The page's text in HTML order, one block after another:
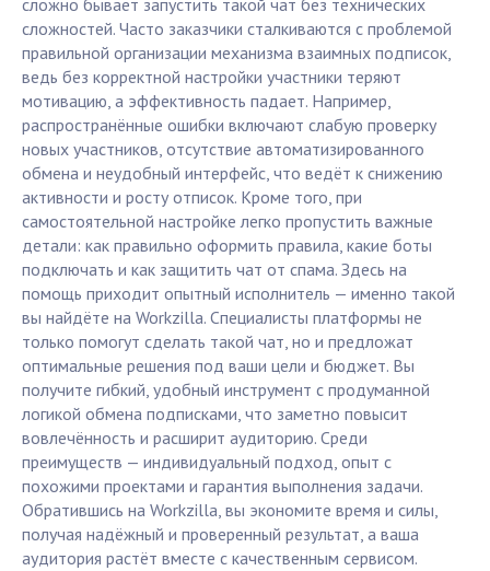
сложно бывает запустить такой чат без технических
сложностей. Часто заказчики сталкиваются с проблемой
правильной организации механизма взаимных подписок,
ведь без корректной настройки участники теряют
мотивацию, а эффективность падает. Например,
распространённые ошибки включают слабую проверку
новых участников, отсутствие автоматизированного
обмена и неудобный интерфейс, что ведёт к снижению
активности и росту отписок. Кроме того, при
самостоятельной настройке легко пропустить важные
детали: как правильно оформить правила, какие боты
подключать и как защитить чат от спама. Здесь на
помощь приходит опытный исполнитель — именно такой
вы найдёте на Workzilla. Специалисты платформы не
только помогут сделать такой чат, но и предложат
оптимальные решения под ваши цели и бюджет. Вы
получите гибкий, удобный инструмент с продуманной
логикой обмена подписками, что заметно повысит
вовлечённость и расширит аудиторию. Среди
преимуществ — индивидуальный подход, опыт с
похожими проектами и гарантия выполнения задачи.
Обратившись на Workzilla, вы экономите время и силы,
получая надёжный и проверенный результат, а ваша
аудитория растёт вместе с качественным сервисом.